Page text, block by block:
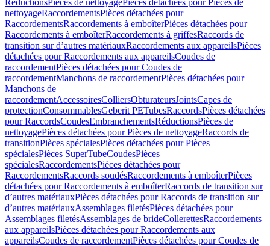
RéductionsPièces de nettoyagePièces détachées pour Pièces de
nettoyageRaccordementsPièces détachées pour
RaccordementsRaccordements à emboîterPièces détachées pour
Raccordements à emboîterRaccordements à griffesRaccords de
transition sur d’autres matériauxRaccordements aux appareilsPièces
détachées pour Raccordements aux appareilsCoudes de
raccordementPièces détachées pour Coudes de
raccordementManchons de raccordementPièces détachées pour
Manchons de
raccordementAccessoiresColliersObturateursJointsCapes de
protectionConsommablesGeberit PETubesRaccordsPièces détachées
pour RaccordsCoudesEmbranchementsRéductionsPièces de
nettoyagePièces détachées pour Pièces de nettoyageRaccords de
transitionPièces spécialesPièces détachées pour Pièces
spécialesPièces SuperTubeCoudesPièces
spécialesRaccordementsPièces détachées pour
RaccordementsRaccords soudésRaccordements à emboîterPièces
détachées pour Raccordements à emboîterRaccords de transition sur
d’autres matériauxPièces détachées pour Raccords de transition sur
d’autres matériauxAssemblages filetésPièces détachées pour
Assemblages filetésAssemblages de brideCollerettesRaccordements
aux appareilsPièces détachées pour Raccordements aux
appareilsCoudes de raccordementPièces détachées pour Coudes de